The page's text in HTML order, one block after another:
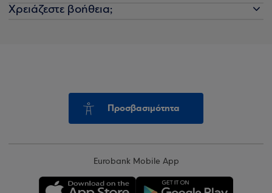
Χρειάζεστε βοήθεια;
Προσβασιμότητα
Eurobank Mobile App